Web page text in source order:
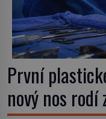
První
nový nos